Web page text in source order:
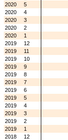
2020
5
2020
4
2020
3
2020
2
2020
1
2019
12
2019
11
2019
10
2019
9
2019
8
2019
7
2019
6
2019
5
2019
4
2019
3
2019
2
2019
1
2018
12